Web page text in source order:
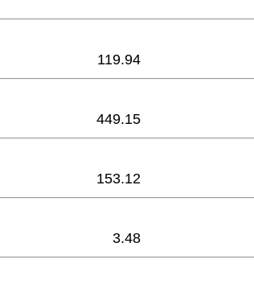
119.94
449.15
153.12
3.48